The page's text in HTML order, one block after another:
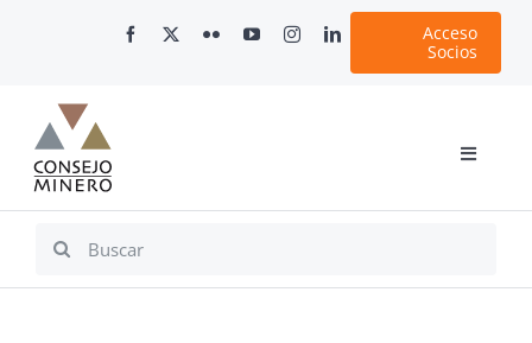
Acceso
Socios
Toggle
Search